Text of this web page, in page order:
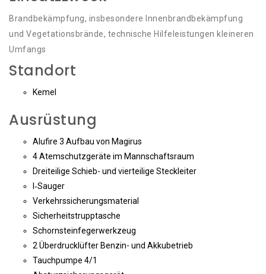
Brand­be­kämp­fung, ins­be­son­de­re Innen­brand­be­kämp­fung
und Vege­ta­ti­ons­brän­de, tech­ni­sche Hil­fe­leis­tun­gen klei­ne­ren
Umfangs
Standort
Kemel
Ausrüstung
Alu­fire 3 Auf­bau von Magirus
4 Atem­schutz­ge­rä­te im Mannschaftsraum
Drei­tei­li­ge Schieb- und vier­tei­li­ge Steckleiter
I‑Sauger
Ver­kehrs­si­che­rungs­ma­te­ri­al
Sicher­heits­trupp­ta­sche
Schorn­stein­fe­ger­werk­zeug
2 Über­druck­lüf­ter Ben­zin- und Akkubetrieb
Tauch­pum­pe 4/1